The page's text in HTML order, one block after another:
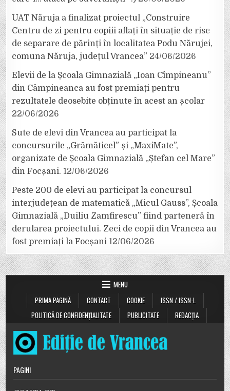
UAT Năruja a finalizat proiectul „Construire
Centru de zi pentru copiii aflați în situație de risc
de separare de părinți în localitatea Podu Nărujei,
comuna Năruja, județul Vrancea” 24/06/2026
Elevii de la Școala Gimnazială „Ioan Cîmpineanu”
din Câmpineanca au fost premiați pentru
rezultatele deosebite obținute în acest an școlar
22/06/2026
Sute de elevi din Vrancea au participat la
concursurile „Grămăticel” și „MaxiMate”,
organizate de Școala Gimnazială „Ștefan cel Mare”
din Focșani. 12/06/2026
Peste 200 de elevi au participat la concursul
interjudețean de matematică „Micul Gauss”, Școala
Gimnazială „Duiliu Zamfirescu” fiind parteneră în
derularea proiectului. Zeci de copii din Vrancea au
fost premiați la Focșani 12/06/2026
MENU
PRIMA PAGINĂ
CONTACT COOKIE
ISSN / ISSN-L
POLITICĂ DE CONFIDENȚIALITATE
PUBLICITATE REDACȚIA
PAGINI